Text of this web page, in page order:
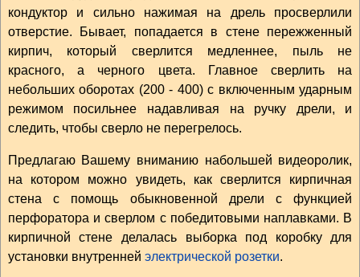
кондуктор и сильно нажимая на дрель просверлили
отверстие. Бывает, попадается в стене пережженный
кирпич, который сверлится медленнее, пыль не
красного, а черного цвета. Главное сверлить на
небольших оборотах (200 - 400) с включенным ударным
режимом посильнее надавливая на ручку дрели, и
следить, чтобы сверло не перегрелось.
Предлагаю Вашему вниманию набольшей видеоролик,
на котором можно увидеть, как сверлится кирпичная
стена с помощь обыкновенной дрели с функцией
перфоратора и сверлом с победитовыми наплавками. В
кирпичной стене делалась выборка под коробку для
установки внутренней электрической розетки.